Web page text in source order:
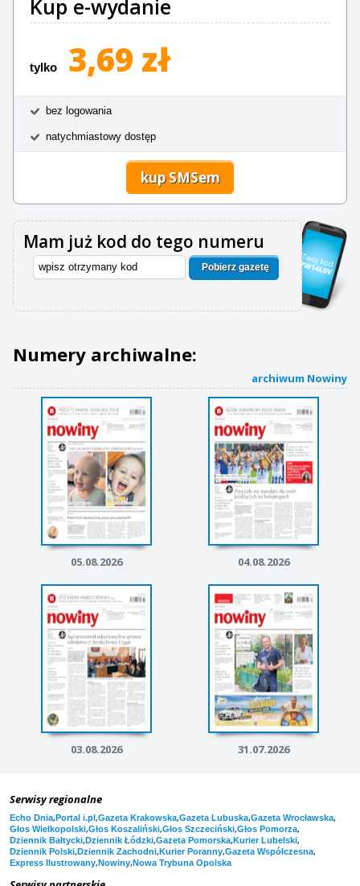
Kup e-wydanie
tylko 3,69 zł
bez logowania
natychmiastowy dostęp
kup SMSem
Mam już kod do tego numeru
Pobierz gazetę
Numery archiwalne:
archiwum Nowiny
05.08.2026 04.08.2026
03.08.2026 31.07.2026
Serwisy regionalne
Echo Dnia,Portal i.pl,Gazeta Krakowska,Gazeta Lubuska,Gazeta Wrocławska,
Głos Wielkopolski,Głos Koszaliński,Głos Szczeciński,Głos Pomorza,
Dziennik Bałtycki,Dziennik Łódzki,Gazeta Pomorska,Kurier Lubelski,
Dziennik Polski,Dziennik Zachodni,Kurier Poranny,Gazeta Współczesna,
Express Ilustrowany,Nowiny,Nowa Trybuna Opolska